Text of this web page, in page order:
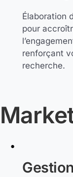
Élaboration
pour
renforçant
recherche.